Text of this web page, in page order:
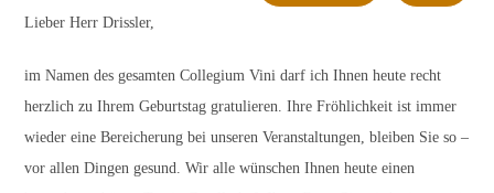
Lieber Herr Drissler,
im Namen des gesamten Collegium Vini darf ich Ihnen heute recht
herzlich zu Ihrem Geburtstag gratulieren. Ihre Fröhlichkeit ist immer
wieder eine Bereicherung bei unseren Veranstaltungen, bleiben Sie so –
vor allen Dingen gesund. Wir alle wünschen Ihnen heute einen